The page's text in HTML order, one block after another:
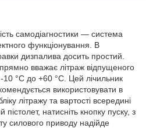
самодіагностики — система
функціонування. В
дизпалива досить простий.
вважає літраж відпущеного
10 °C до +60 °C. Цей лічильник
використовувати в
літражу та вартості всередині
пістолет, натисніть кнопку пуску, з
силового приводу надійде